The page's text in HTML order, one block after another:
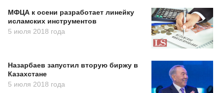
МФЦА к осени разработает линейку
исламских инструментов
5 июля 2018 года
Назарбаев запустил вторую биржу в
Казахстане
5 июля 2018 года